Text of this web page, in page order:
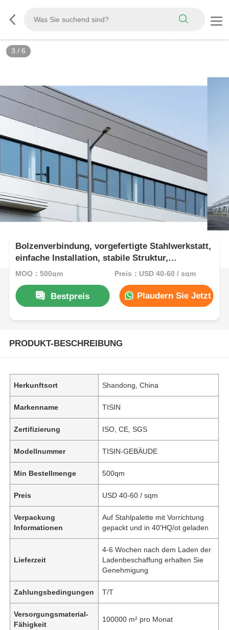
3 / 6
Bolzenverbindung, vorgefertigte Stahlwerkstatt,
einfache Installation, stabile Struktur,
Sandwichpaneel, Einzelblatttüren, Fenster,
MOQ：500qm Preis：USD 40-60 / sqm
Bestpreis Plaudern Sie Jetzt
PRODUKT-BESCHREIBUNG
Herkunftsort Shandong, China
Markenname TISIN
Zertifizierung ISO, CE, SGS
Modellnummer TISIN-GEBÄUDE
Min Bestellmenge 500qm
Preis USD 40-60 / sqm
Verpackung
Informationen
Auf Stahlpalette mit Vorrichtung
gepackt und in 40'HQ/ot geladen
Lieferzeit
4-6 Wochen nach dem Laden der
Ladenbeschaffung erhalten Sie
Genehmigung
Zahlungsbedingungen T/T
Versorgungsmaterial-
Fähigkeit
100000 m² pro Monat